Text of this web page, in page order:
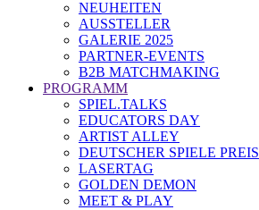
NEUHEITEN
AUSSTELLER
GALERIE 2025
PARTNER-EVENTS
B2B MATCHMAKING
PROGRAMM
SPIEL.TALKS
EDUCATORS DAY
ARTIST ALLEY
DEUTSCHER SPIELE PREIS
LASERTAG
GOLDEN DEMON
MEET & PLAY